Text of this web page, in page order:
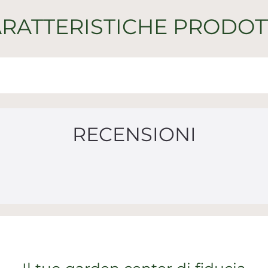
RECENSIONI